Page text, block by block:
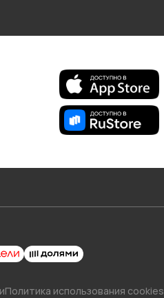
Политика использования cookies